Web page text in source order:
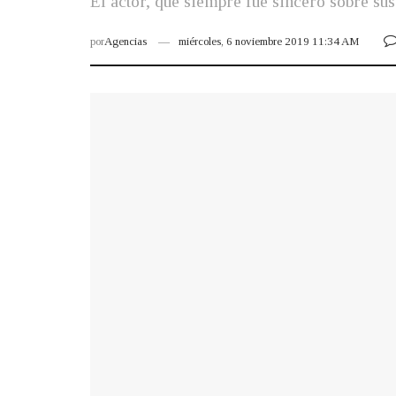
porAgencias miércoles, 6 noviembre 2019 11:34 AM